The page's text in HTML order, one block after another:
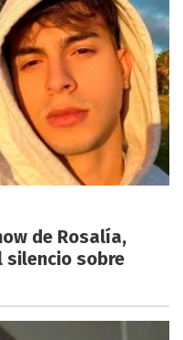
de Rosalía,
silencio sobre